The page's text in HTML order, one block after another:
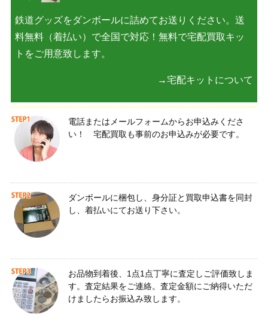
鉄道グッズをダンボールに詰めてお送りください。送
料無料（着払い）で全国で対応！無料で宅配買取キッ
トをご用意致します。
→宅配キットについて
電話またはメールフォームからお申込みくださ
い！ 宅配買取も事前のお申込みが必要です。
ダンボールに梱包し、身分証と買取申込書を同封
し、着払いにてお送り下さい。
お品物到着後、1点1点丁寧に査定しご評価致しま
す。査定結果をご連絡。査定金額にご納得いただ
けましたらお振込み致します。